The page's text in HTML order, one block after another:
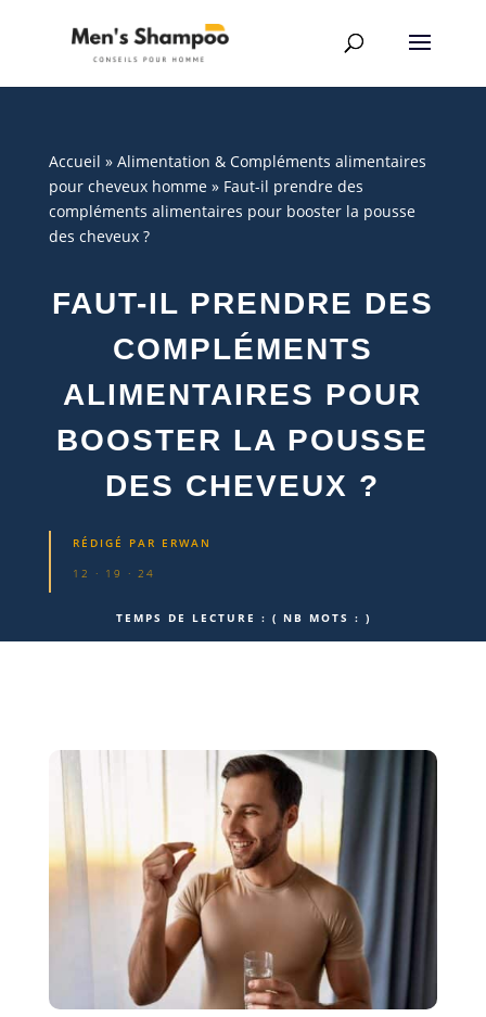
Accueil » Alimentation & Compléments alimentaires
pour cheveux homme» Faut-il prendre des
compléments alimentaires pour booster la pousse
des cheveux ?
FAUT-IL PRENDRE DES
COMPLÉMENTS
ALIMENTAIRES POUR
BOOSTER LA POUSSE
DES CHEVEUX ?
RÉDIGÉ PAR ERWAN
12 · 19 · 24
TEMPS DE LECTURE : ( NB MOTS : )